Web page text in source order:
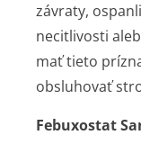
závraty,
necitlivosti
mať tieto
obsluhovať
Febuxostat